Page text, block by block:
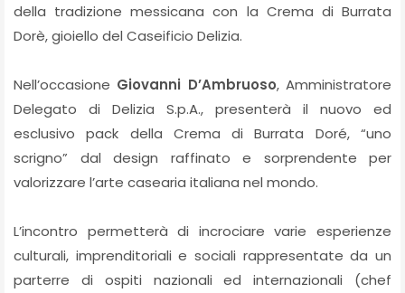
della tradizione messicana con la Crema di Burrata
Dorè, gioiello del Caseificio Delizia.
Nell’occasione Giovanni D’Ambruoso, Amministratore
Delegato di Delizia S.p.A., presenterà il nuovo ed
esclusivo pack della Crema di Burrata Doré, “uno
scrigno” dal design raffinato e sorprendente per
valorizzare l’arte casearia italiana nel mondo.
L’incontro permetterà di incrociare varie esperienze
culturali, imprenditoriali e sociali rappresentate da un
parterre di ospiti nazionali ed internazionali (chef